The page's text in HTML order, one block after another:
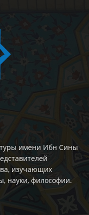
имени Ибн Сины
изучающих
науки, философии.